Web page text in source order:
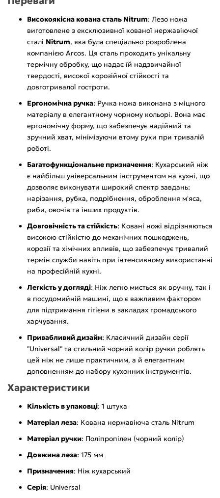
Високоякісна кована сталь Nitrum: Лезо ножа
виготовлене з ексклюзивної кованої нержавіючої
сталі Nitrum, яка була спеціально розроблена
компанією Arcos. Ця сталь проходить унікальну
термічну обробку, що надає їй надзвичайної
твердості, високої корозійної стійкості та
довготривалої гостроти.
Ергономічна ручка: Ручка ножа виконана з міцного
матеріалу в елегантному чорному кольорі. Вона має
ергономічну форму, що забезпечує надійний та
зручний хват, мінімізуючи втому руки при тривалій
роботі.
Багатофункціональне призначення: Кухарський ніж
є найбільш універсальним інструментом на кухні, що
дозволяє виконувати широкий спектр завдань:
нарізання, рубка, подрібнення, оброблення м'яса,
риби, овочів та інших продуктів.
Довговічність та стійкість: Ковані ножі відрізняються
високою стійкістю до механічних пошкоджень,
корозії та хімічних впливів, що забезпечує тривалий
термін служби навіть при інтенсивному використанні
на професійній кухні.
Легкість у догляді: Ніж легко миється як вручну, так і
в посудомийній машині, що є важливим фактором
для підтримання гігієни в закладах громадського
харчування.
Привабливий дизайн: Класичний дизайн серії
"Universal" та стильний чорний колір ручки роблять
цей ніж не лише практичним, а й елегантним
доповненням до набору кухонних інструментів.
Характеристики
Кількість в упаковці: 1 штука
Матеріал леза: Кована нержавіюча сталь Nitrum
Матеріал ручки: Поліпропілен (чорний колір)
Довжина леза: 175 мм
Призначення: Ніж кухарський
Серія: Universal